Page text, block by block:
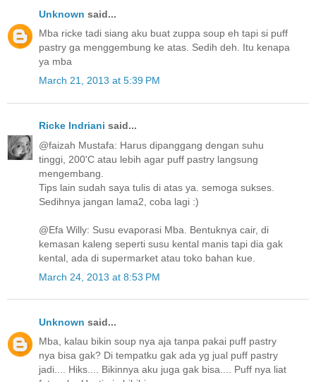
Unknown said...
Mba ricke tadi siang aku buat zuppa soup eh tapi si puff
pastry ga menggembung ke atas. Sedih deh. Itu kenapa
ya mba
March 21, 2013 at 5:39 PM
Ricke Indriani said...
@faizah Mustafa: Harus dipanggang dengan suhu
tinggi, 200'C atau lebih agar puff pastry langsung
mengembang.
Tips lain sudah saya tulis di atas ya. semoga sukses.
Sedihnya jangan lama2, coba lagi :)
@Efa Willy: Susu evaporasi Mba. Bentuknya cair, di
kemasan kaleng seperti susu kental manis tapi dia gak
kental, ada di supermarket atau toko bahan kue.
March 24, 2013 at 8:53 PM
Unknown said...
Mba, kalau bikin soup nya aja tanpa pakai puff pastry
nya bisa gak? Di tempatku gak ada yg jual puff pastry
jadi.... Hiks.... Bikinnya aku juga gak bisa.... Puff nya liat